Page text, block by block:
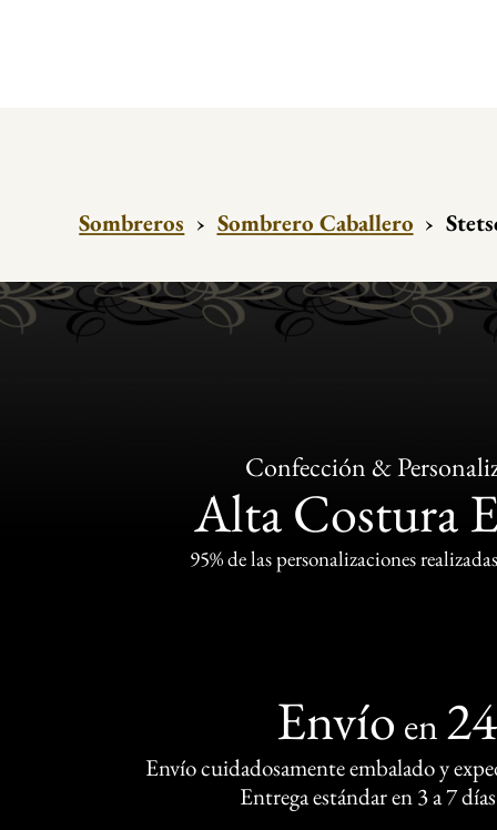
Sombreros › Sombrero Caballero ›
Confección &
Alta Costura
95% de las personalizaciones
Envío en
Envío cuidadosamente embalado y
Entrega estándar en 3 a 7